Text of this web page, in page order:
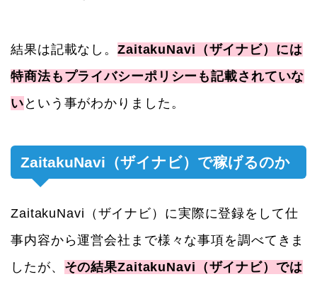
結果は記載なし。ZaitakuNavi（ザイナビ）には
特商法もプライバシーポリシーも記載されていな
い という事がわかりました。
ZaitakuNavi（ザイナビ）で稼げるのか
ZaitakuNavi（ザイナビ）に実際に登録をして仕
事内容から運営会社まで様々な事項を調べてきま
したが、 その結果ZaitakuNavi（ザイナビ）では